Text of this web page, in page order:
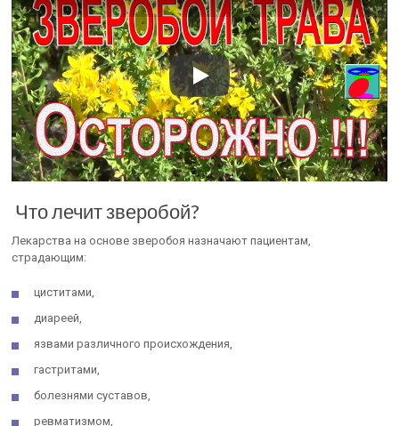
Что лечит зверобой?
Лекарства на основе зверобоя назначают пациентам,
страдающим:
циститами,
диареей,
язвами различного происхождения,
гастритами,
болезнями суставов,
ревматизмом,